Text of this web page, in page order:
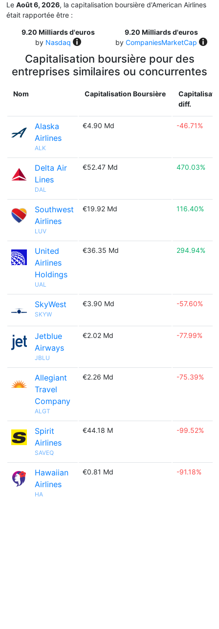
Le Août 6, 2026, la capitalisation boursière d'American Airlines
était rapportée être :
9.20 Milliards d'euros
by Nasdaq
9.20 Milliards d'euros
by CompaniesMarketCap
Capitalisation boursière pour des
entreprises similaires ou concurrentes
Nom Capitalisation Boursière
diff.
Alaska
Airlines
ALK
€4.90 Md -46.71%
Delta Air
Lines
DAL
€52.47 Md 470.03%
Southwest
Airlines
LUV
€19.92 Md 116.40%
United
Airlines
Holdings
UAL
€36.35 Md 294.94%
SkyWest
SKYW
€3.90 Md -57.60%
Jetblue
Airways
JBLU
€2.02 Md -77.99%
Allegiant
Travel
Company
ALGT
€2.26 Md -75.39%
Spirit
Airlines
SAVEQ
€44.18 M -99.52%
Hawaiian
Airlines
HA
€0.81 Md -91.18%